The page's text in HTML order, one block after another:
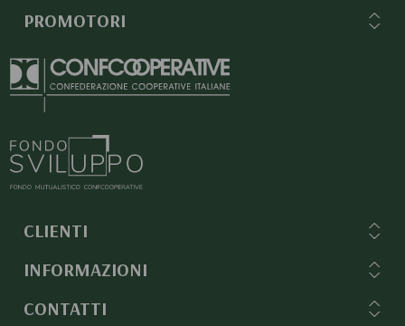
PROMOTORI
CLIENTI
INFORMAZIONI
CONTATTI